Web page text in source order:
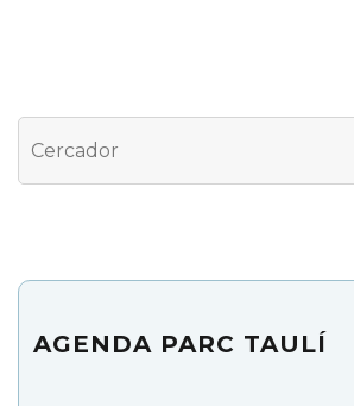
Cerca
Search
AGENDA PARC TAULÍ